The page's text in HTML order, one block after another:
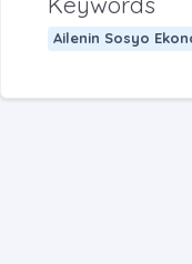
Ailenin Sosyo